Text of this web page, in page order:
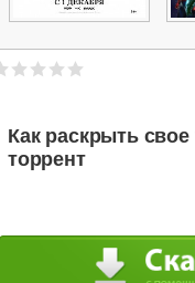
Как раскрыть свое
торрент